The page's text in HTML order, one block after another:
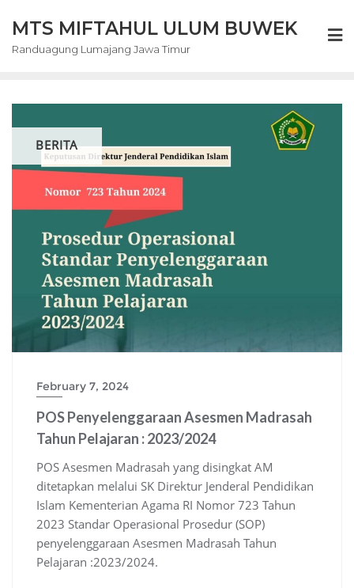
content
MTS MIFTAHUL ULUM BUWEK
Randuagung Lumajang Jawa Timur
BERITA
February 7, 2024
POS Penyelenggaraan Asesmen Madrasah
Tahun Pelajaran : 2023/2024
POS Asesmen Madrasah yang disingkat AM
ditetapkan melalui SK Direktur Jenderal Pendidikan
Islam Kementerian Agama RI Nomor 723 Tahun
2023 Standar Operasional Prosedur (SOP)
penyelenggaraan Asesmen Madrasah Tahun
Pelajaran :2023/2024.